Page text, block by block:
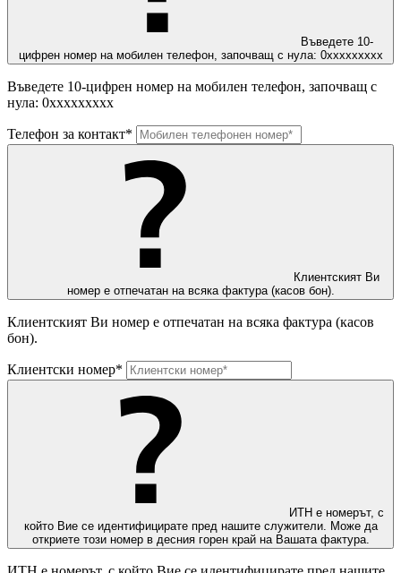
Въведете 10-
цифрен номер на мобилен телефон, започващ с нула: 0ххххххххх
Въведете 10-цифрен номер на мобилен телефон, започващ с
нула: 0ххххххххх
Телефон за контакт*
Клиентският Ви
номер е отпечатан на всяка фактура (касов бон).
Клиентският Ви номер е отпечатан на всяка фактура (касов
бон).
Клиентски номер*
ИТН е номерът, с
който Вие се идентифицирате пред нашите служители. Може да
откриете този номер в десния горен край на Вашата фактура.